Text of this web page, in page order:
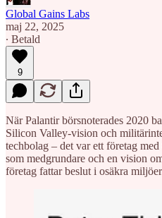
Global Gains Labs
maj 22, 2025
∙ Betald
9
När Palantir börsnoterades 2020
Silicon Valley-vision och
techbolag – det var ett företag
som medgrundare och en vision
företag fattar beslut i osäkra